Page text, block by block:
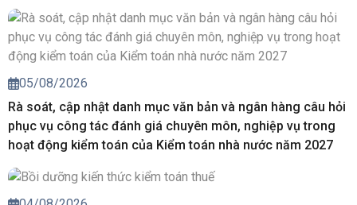
05/08/2026
Rà soát, cập nhật danh mục văn bản và ngân hàng câu hỏi
phục vụ công tác đánh giá chuyên môn, nghiệp vụ trong
hoạt động kiểm toán của Kiểm toán nhà nước năm 2027